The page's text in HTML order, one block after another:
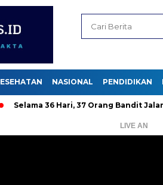
NASIONAL PENDIDIKAN
Hari, 37 Orang Bandit Jalanan Kena
LIVE AN